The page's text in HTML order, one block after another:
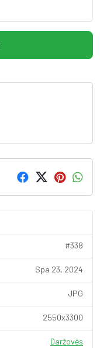
#338
Spa 23, 2024
JPG
2550x3300
Daržovės